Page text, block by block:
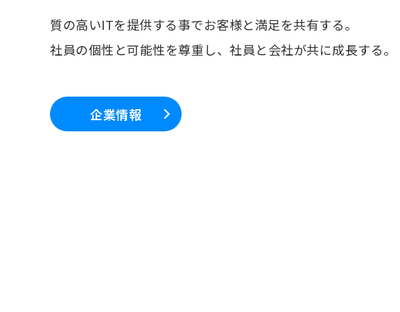
質の高いITを提供する事でお客様と満足を共有する。
社員の個性と可能性を尊重し、社員と会社が共に成長する。
企業情報